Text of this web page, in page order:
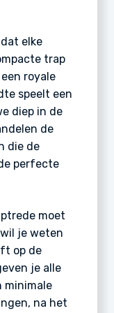
elke
trap
royale
speelt een
diep in de
de
die de
perfecte
moet
je weten
op de
je alle
minimale
na het